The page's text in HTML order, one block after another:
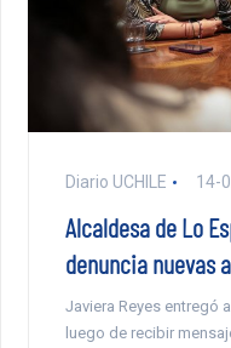
Diario UCHILE 14-
Alcaldesa de Lo
denuncia nuevas
Javiera Reyes entregó
luego de recibir